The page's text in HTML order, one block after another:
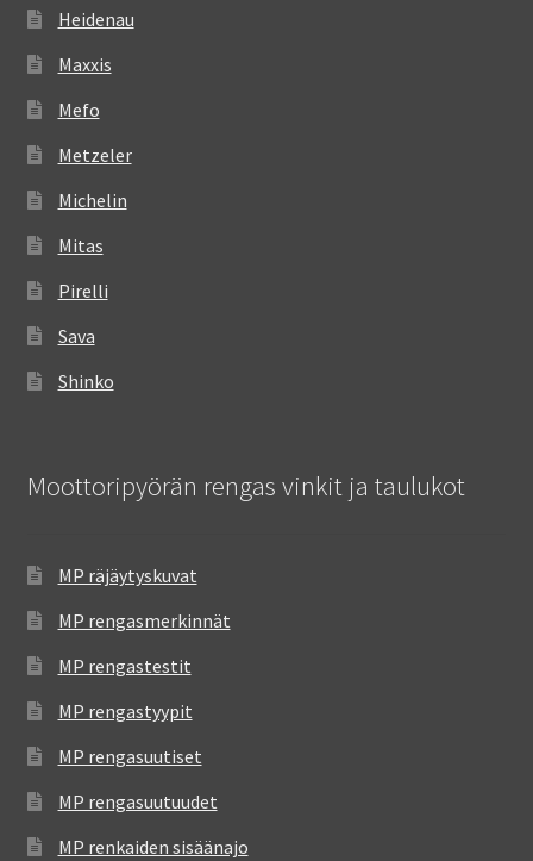
Heidenau
Maxxis
Mefo
Metzeler
Michelin
Mitas
Pirelli
Sava
Shinko
Moottoripyörän rengas vinkit ja taulukot
MP räjäytyskuvat
MP rengasmerkinnät
MP rengastestit
MP rengastyypit
MP rengasuutiset
MP rengasuutuudet
MP renkaiden sisäänajo